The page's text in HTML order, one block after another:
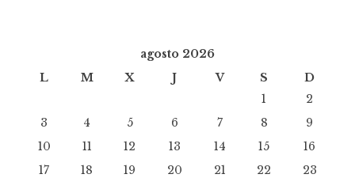
agosto 2026
L
M X J V S
D
1
2
3
4 5 6 7 8
9
10
11 12 13 14 15
16
17
18 19 20 21 22
23